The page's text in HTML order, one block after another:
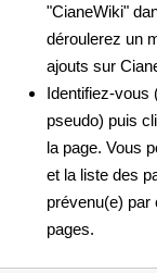
"CianeWiki"
déroulerez un
ajouts sur
Identifiez-vous
pseudo) puis
la page. Vous
et la liste des
prévenu(e) par
pages.